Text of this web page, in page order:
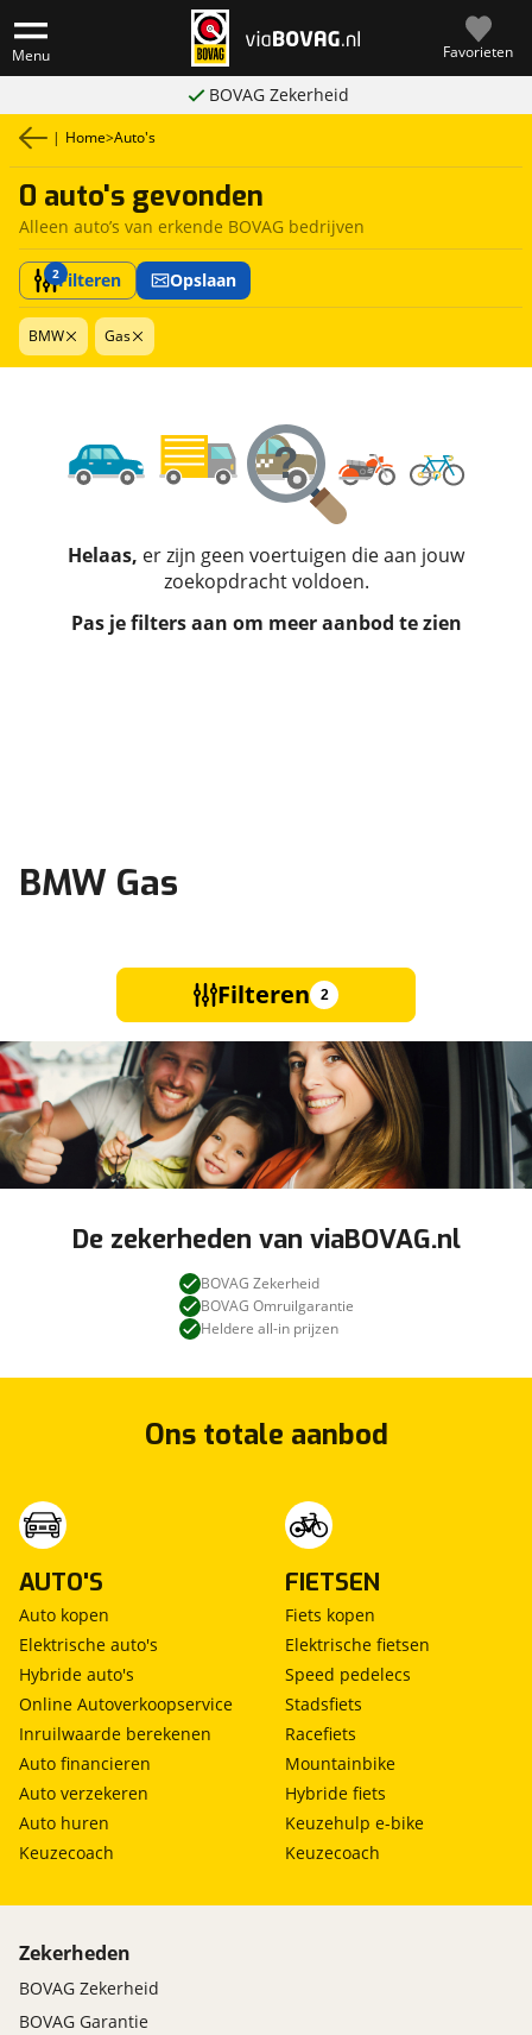
Menu Favorieten
BOVAG Zekerheid
| Home>Auto's
0 auto's gevonden
Alleen auto’s van erkende BOVAG bedrijven
2Filteren Opslaan
BMW Gas
Helaas, er zijn geen voertuigen die aan jouw
zoekopdracht voldoen.
Pas je filters aan om meer aanbod te zien
BMW Gas
Filteren 2
De zekerheden van viaBOVAG.nl
BOVAG Zekerheid
BOVAG Omruilgarantie
Heldere all-in prijzen
Ons totale aanbod
AUTO'S
Auto kopen
Elektrische auto's
Hybride auto's
Online Autoverkoopservice
Inruilwaarde berekenen
Auto financieren
Auto verzekeren
Auto huren
Keuzecoach
FIETSEN
Fiets kopen
Elektrische fietsen
Speed pedelecs
Stadsfiets
Racefiets
Mountainbike
Hybride fiets
Keuzehulp e-bike
Keuzecoach
Zekerheden
BOVAG Zekerheid
BOVAG Garantie